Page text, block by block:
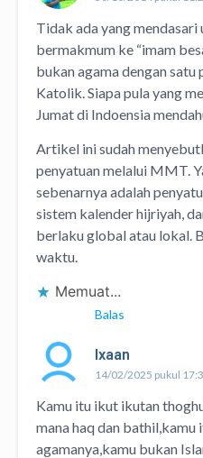
Tidak ada yang mendasari
bermakmum ke “imam
bukan agama dengan
Katolik. Siapa pula yang
Jumat di Indoensia
Artikel ini sudah
penyatuan melalui MMT.
sebenarnya adalah
sistem kalender hijriyah,
berlaku global atau lokal.
waktu.
Memuat...
Balas
Ixaan
14/02/2025 pukul
Kamu itu ikut ikutan
mana haq dan bathil,kamu
agamanya,kamu bukan